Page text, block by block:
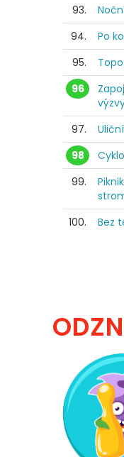
93.
94.
Po
95.
96
97.
98
99.
100.
Bez